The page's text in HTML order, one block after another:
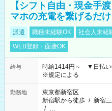
【シフト自由・現金手
マホの充電を繋げるだけ
派遣 職種未経験OK 社会人未経
WEB登録・面接OK
給与
時給1414円～ ▼日払
※規定による
勤務地
東京都新宿区
新宿駅から徒歩 / 新宿
/ …